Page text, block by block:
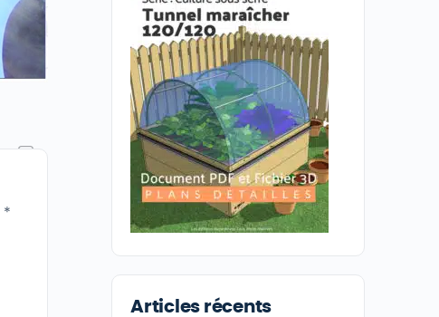
*
Articles récents